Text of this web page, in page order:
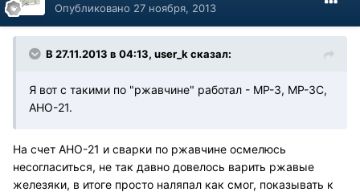
Опубликовано 27 ноября, 2013
В 27.11.2013 в 04:13, user_k сказал:
Я вот с такими по "ржавчине" работал - МР-3, МР-3С,
АНО-21.
На счет АНО-21 и сварки по ржавчине осмелюсь
несогласиться, не так давно довелось варить ржавые
железяки, в итоге просто наляпал как смог, показывать к